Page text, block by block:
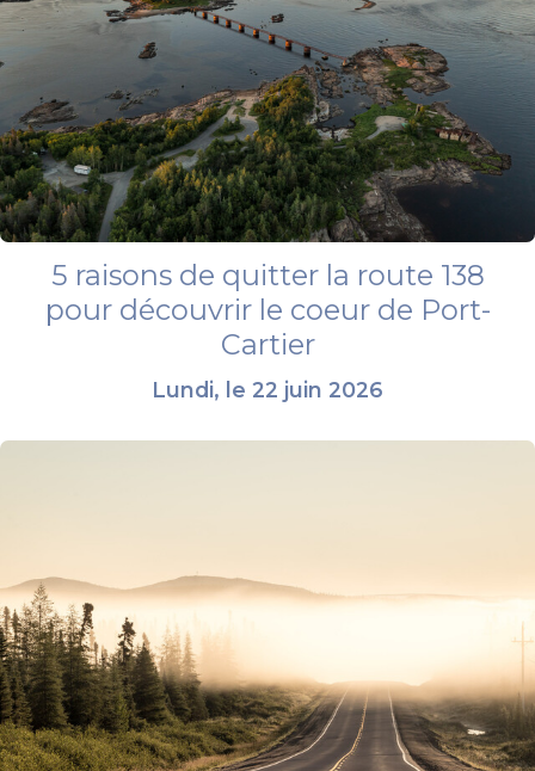
5 raisons de quitter la route 138
pour découvrir le coeur de Port-
Cartier
Lundi, le 22 juin 2026